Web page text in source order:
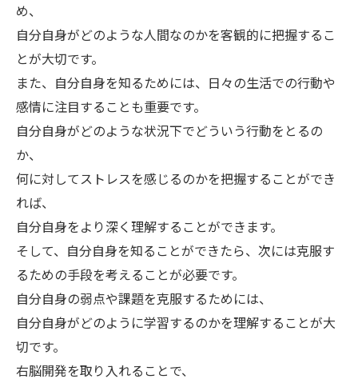
め、
自分自身がどのような人間なのかを客観的に把握するこ
とが大切です。
また、自分自身を知るためには、日々の生活での行動や
感情に注目することも重要です。
自分自身がどのような状況下でどういう行動をとるの
か、
何に対してストレスを感じるのかを把握することができ
れば、
自分自身をより深く理解することができます。
そして、自分自身を知ることができたら、次には克服す
るための手段を考えることが必要です。
自分自身の弱点や課題を克服するためには、
自分自身がどのように学習するのかを理解することが大
切です。
右脳開発を取り入れることで、